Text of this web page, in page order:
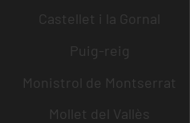
Castellet i la Gornal
Puig-reig
Monistrol de Montserrat
Mollet del Vallès